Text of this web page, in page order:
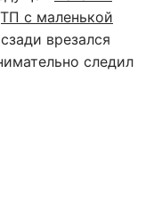
с маленькой
врезался
следил